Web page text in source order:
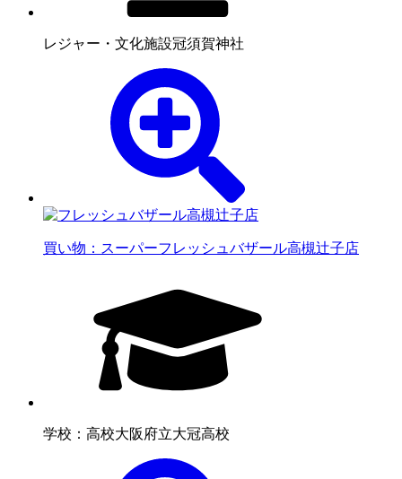
レジャー・文化施設冠須賀神社
買い物：スーパーフレッシュバザール高槻辻子店
学校：高校大阪府立大冠高校